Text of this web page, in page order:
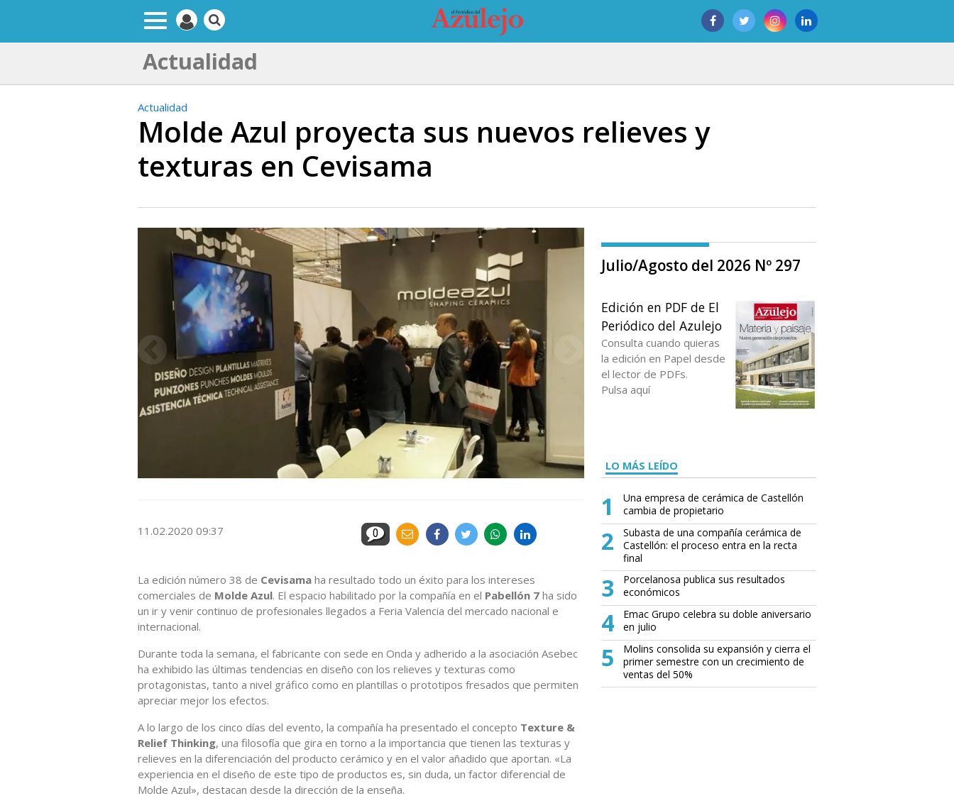
Actualidad
Actualidad
Molde Azul proyecta sus nuevos relieves y
texturas en Cevisama
11.02.2020 09:37 0
La edición número 38 de Cevisama ha resultado todo un éxito para los intereses
comerciales de Molde Azul. El espacio habilitado por la compañía en el Pabellón 7 ha sido
un ir y venir continuo de profesionales llegados a Feria Valencia del mercado nacional e
internacional.
Durante toda la semana, el fabricante con sede en Onda y adherido a la asociación Asebec
ha exhibido las últimas tendencias en diseño con los relieves y texturas como
protagonistas, tanto a nivel gráfico como en plantillas o prototipos fresados que permiten
apreciar mejor los efectos.
A lo largo de los cinco días del evento, la compañía ha presentado el concepto Texture &
Relief Thinking, una filosofía que gira en torno a la importancia que tienen las texturas y
relieves en la diferenciación del producto cerámico y en el valor añadido que aportan. «La
experiencia en el diseño de este tipo de productos es, sin duda, un factor diferencial de
Molde Azul», destacan desde la dirección de la enseña.
Julio/Agosto del 2026 Nº 297
Edición en PDF de El
Periódico del Azulejo
Consulta cuando quieras
la edición en Papel desde
el lector de PDFs.
Pulsa aquí
LO MÁS LEÍDO
1
Una empresa de cerámica de Castellón
cambia de propietario
2
Subasta de una compañía cerámica de
Castellón: el proceso entra en la recta
final
3
Porcelanosa publica sus resultados
económicos
4
Emac Grupo celebra su doble aniversario
en julio
5
Molins consolida su expansión y cierra el
primer semestre con un crecimiento de
ventas del 50%